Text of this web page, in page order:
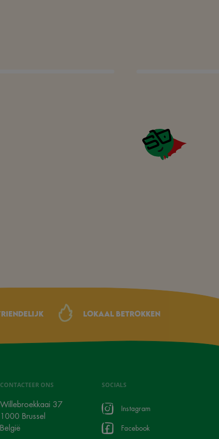
Lokaal betrokken
CONTACTEER ONS
Willebroekkaai 37
1000 Brussel
België
SOCIALS
Instagram
Facebook